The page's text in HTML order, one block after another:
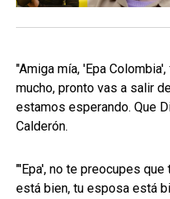
"Amiga mía, 'Epa
mucho, pronto vas a salir
estamos esperando. Que
Calderón.
"'Epa', no te preocupes
está bien, tu esposa está